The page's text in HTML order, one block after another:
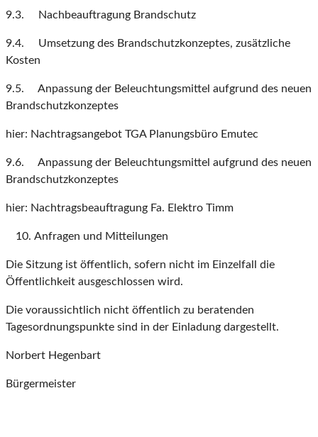
9.3. Nachbeauftragung Brandschutz
9.4. Umsetzung des Brandschutzkonzeptes, zusätzliche
Kosten
9.5. Anpassung der Beleuchtungsmittel aufgrund des neuen
Brandschutzkonzeptes
hier: Nachtragsangebot TGA Planungsbüro Emutec
9.6. Anpassung der Beleuchtungsmittel aufgrund des neuen
Brandschutzkonzeptes
hier: Nachtragsbeauftragung Fa. Elektro Timm
Anfragen und Mitteilungen
Die Sitzung ist öffentlich, sofern nicht im Einzelfall die
Öffentlichkeit ausgeschlossen wird.
Die voraussichtlich nicht öffentlich zu beratenden
Tagesordnungspunkte sind in der Einladung dargestellt.
Norbert Hegenbart
Bürgermeister